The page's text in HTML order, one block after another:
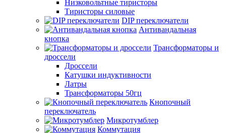
Низковольтные тиристоры
Тиристоры силовые
DIP переключатели
Антивандальная
кнопка
Трансформаторы и
дроссели
Дроссели
Катушки индуктивности
Латры
Трансформаторы 50гц
Кнопочный
переключатель
Микротумблер
Коммутация